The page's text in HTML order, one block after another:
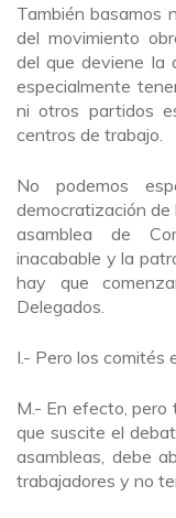
También basamos
del movimiento
del que deviene la
especialmente
ni otros partidos
centros de trabajo.
No podemos
democratización de
asamblea de
inacabable y la
hay que
Delegados.
I.- Pero los comités
M.- En efecto, pero
que suscite el
asambleas, debe
trabajadores y no